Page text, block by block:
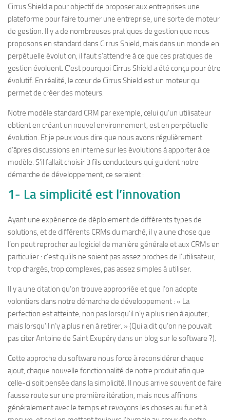
Cirrus Shield a pour objectif de proposer aux entreprises une
plateforme pour faire tourner une entreprise, une sorte de moteur
de gestion. Il y a de nombreuses pratiques de gestion que nous
proposons en standard dans Cirrus Shield, mais dans un monde en
perpétuelle évolution, il faut s’attendre à ce que ces pratiques de
gestion évoluent. C’est pourquoi Cirrus Shield a été conçu pour être
évolutif. En réalité, le cœur de Cirrus Shield est un moteur qui
permet de créer des moteurs.
Notre modèle standard CRM par exemple, celui qu’un utilisateur
obtient en créant un nouvel environnement, est en perpétuelle
évolution. Et je peux vous dire que nous avons régulièrement
d’âpres discussions en interne sur les évolutions à apporter à ce
modèle. S’il fallait choisir 3 fils conducteurs qui guident notre
démarche de développement, ce seraient :
1- La simplicité est l’innovation
Ayant une expérience de déploiement de différents types de
solutions, et de différents CRMs du marché, il y a une chose que
l’on peut reprocher au logiciel de manière générale et aux CRMs en
particulier : c’est qu’ils ne soient pas assez proches de l’utilisateur,
trop chargés, trop complexes, pas assez simples à utiliser.
Il y a une citation qu’on trouve appropriée et que l’on adopte
volontiers dans notre démarche de développement : « La
perfection est atteinte, non pas lorsqu’il n’y a plus rien à ajouter,
mais lorsqu’il n’y a plus rien à retirer. » (Qui a dit qu’on ne pouvait
pas citer Antoine de Saint Exupéry dans un blog sur le software ?).
Cette approche du software nous force à reconsidérer chaque
ajout, chaque nouvelle fonctionnalité de notre produit afin que
celle-ci soit pensée dans la simplicité. Il nous arrive souvent de faire
fausse route sur une première itération, mais nous affinons
généralement avec le temps et revoyons les choses au fur et à